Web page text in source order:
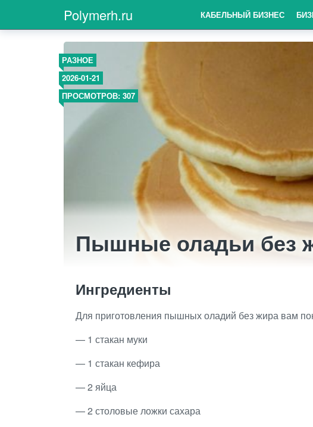
Polymerh.ru КАБЕЛЬНЫЙ БИЗНЕС
РАЗНОЕ
2026-01-21
ПРОСМОТРОВ: 307
Пышные оладьи без
Ингредиенты
Для приготовления пышных оладий без жира вам
— 1 стакан муки
— 1 стакан кефира
— 2 яйца
— 2 столовые ложки сахара